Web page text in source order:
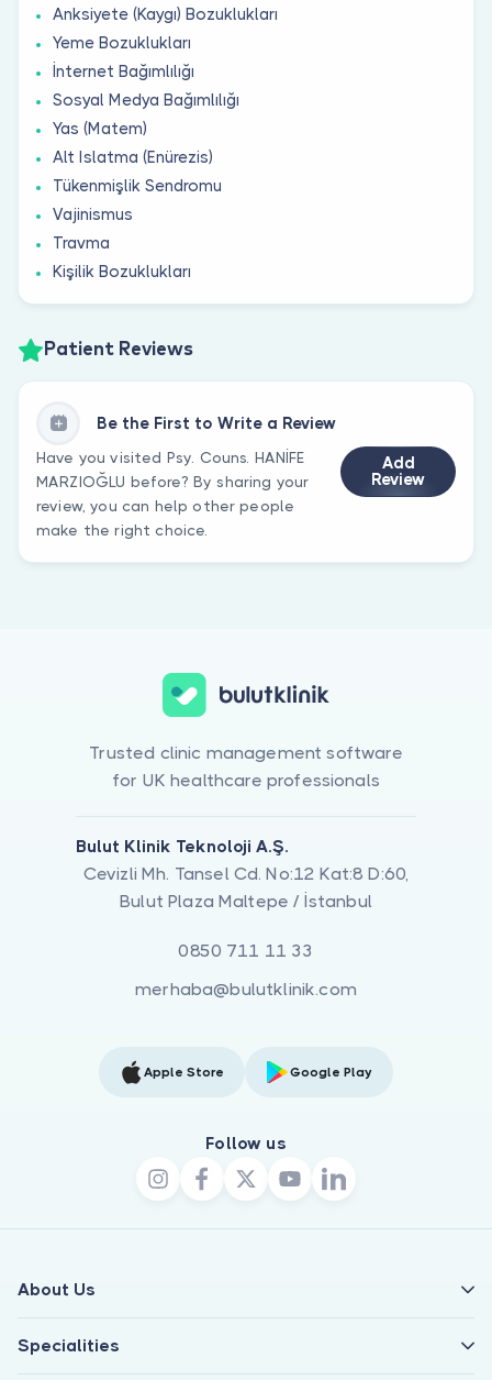
Anksiyete (Kaygı) Bozuklukları
Yeme Bozuklukları
İnternet Bağımlılığı
Sosyal Medya Bağımlılığı
Yas (Matem)
Alt Islatma (Enürezis)
Tükenmişlik Sendromu
Vajinismus
Travma
Kişilik Bozuklukları
Patient Reviews
Be the First to Write a Review
Have you visited Psy. Couns. HANİFE
MARZIOĞLU before? By sharing your
review, you can help other people
make the right choice.
Add
Review
Trusted clinic management software
for UK healthcare professionals
Bulut Klinik Teknoloji A.Ş.
Cevizli Mh. Tansel Cd. No:12 Kat:8 D:60,
Bulut Plaza Maltepe / İstanbul
0850 711 11 33
merhaba@bulutklinik.com
Apple Store Google Play
Follow us
About Us
Specialities